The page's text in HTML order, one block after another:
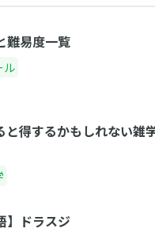
難易度一覧
ル
と得するかもしれない
】ドラスジ